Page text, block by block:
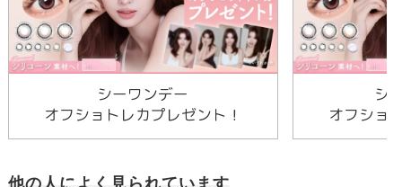
シーワンデー
オフショトレカプレゼント！
シ
オフショ